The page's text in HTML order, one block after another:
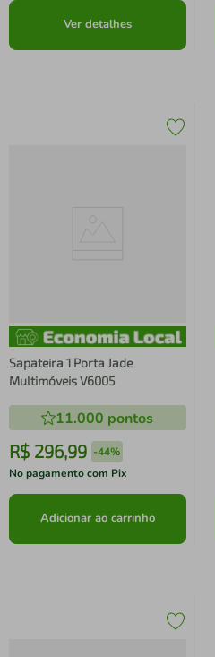
Ver detalhes
Sapateira 1 Porta Jade
Multimóveis V6005
11.000 pontos
R$ 296,99 -44%
No pagamento com Pix
Adicionar ao carrinho